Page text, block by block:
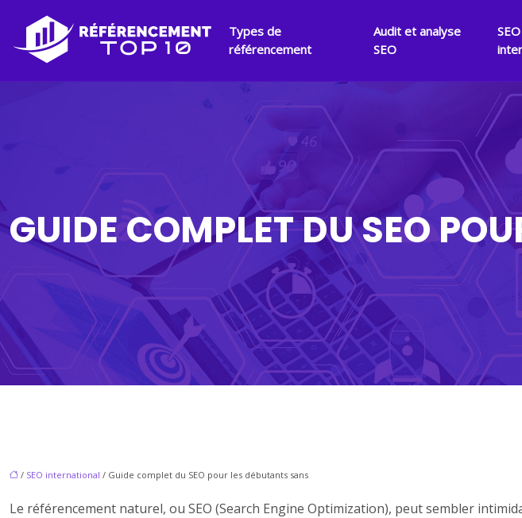
Types de
référencement
Audit et analyse
SEO
SEO
GUIDE COMPLET DU SEO
/ SEO international / Guide complet du SEO pour les débutants sans
Le référencement naturel, ou SEO (Search Engine Optimization), peut sembler